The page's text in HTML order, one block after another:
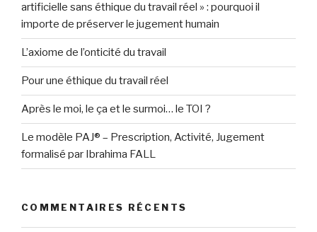
artificielle sans éthique du travail réel » : pourquoi il
importe de préserver le jugement humain
L’axiome de l’onticité du travail
Pour une éthique du travail réel
Après le moi, le ça et le surmoi… le TOI ?
Le modèle PAJ® – Prescription, Activité, Jugement
formalisé par Ibrahima FALL
COMMENTAIRES RÉCENTS